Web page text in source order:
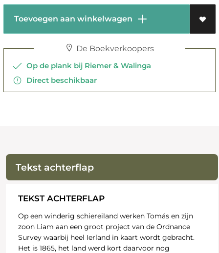
Toevoegen aan winkelwagen
De Boekverkoopers
Op de plank bij Riemer & Walinga
Direct beschikbaar
Tekst achterflap
TEKST ACHTERFLAP
Op een winderig schiereiland werken Tomás en zijn
zoon Liam aan een groot project van de Ordnance
Survey waarbij heel Ierland in kaart wordt gebracht.
Het is 1865, het land werd kort daarvoor nog